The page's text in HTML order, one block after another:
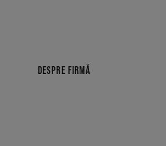
DESPRE FIRMĂ